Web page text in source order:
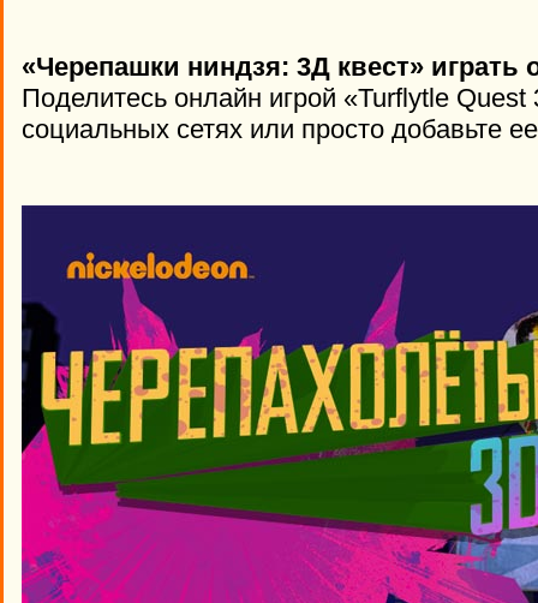
«Черепашки ниндзя: 3Д квест» играть
Поделитесь онлайн игрой «Turflytle
социальных сетях или просто добавьте